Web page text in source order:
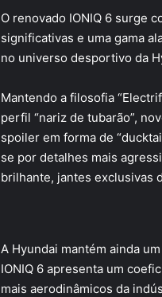
O renovado IONIQ 6 surge
significativas e uma gama
no universo desportivo da
Mantendo a filosofia
perfil “nariz de tubarão”,
spoiler em forma de
se por detalhes mais
brilhante, jantes exclusivas
A Hyundai mantém ainda
IONIQ 6 apresenta um
mais aerodinâmicos da